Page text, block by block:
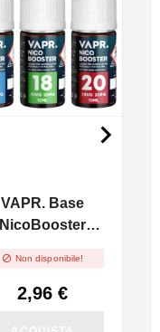
VAPR. Base
NicoBooster
 Non disponibile!
2,96 €
